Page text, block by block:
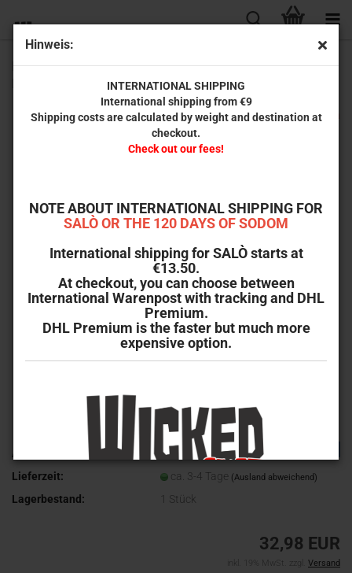
Hinweis:
INTERNATIONAL SHIPPING
International shipping from €9
Shipping costs are calculated by weight and destination at
checkout.
Check out our fees!
NOTE ABOUT INTERNATIONAL SHIPPING FOR
SALÒ OR THE 120 DAYS OF SODOM
International shipping for SALÒ starts at
€13.50.
At checkout, you can choose between
International Warenpost with tracking and DHL
Premium.
DHL Premium is the faster but much more
expensive option.
Briefe eines toten Mannes (Classic Chiller Collection #22)
Limited Edition inkl. Hörspiel-CD
ostalgica
Art.Nr.:
MT-4421
Lieferzeit:
ca. 3-4 Tage (Ausland abweichend)
Lagerbestand: Stück
32,98 EUR
inkl. 19% MwSt. zzgl. Versand